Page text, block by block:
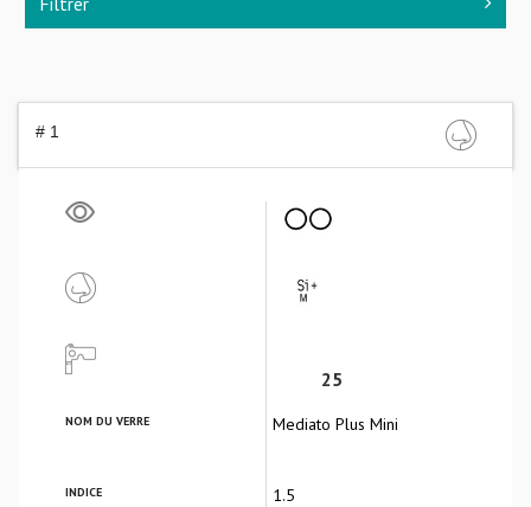
# 1
25
NOM DU VERRE Mediato Plus Mini
INDICE 1.5